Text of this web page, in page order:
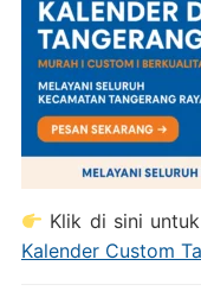
Klik di sini
Kalender Custom